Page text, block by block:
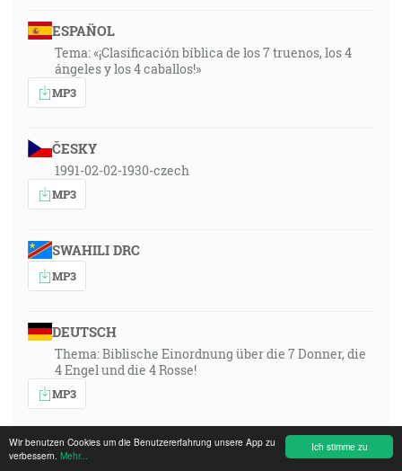
Ich stimme zu
Wir benutzen Cookies um die Benutzererfahrung unsere App zu
verbessern. Mehr...
ESPAÑOL
Tema: «¡Clasificación bíblica de los 7 truenos, los 4
ángeles y los 4 caballos!»
MP3
ČESKY
1991-02-02-1930-czech
MP3
SWAHILI DRC
MP3
DEUTSCH
Thema: Biblische Einordnung über die 7 Donner, die
4 Engel und die 4 Rosse!
MP3
ENGLISH